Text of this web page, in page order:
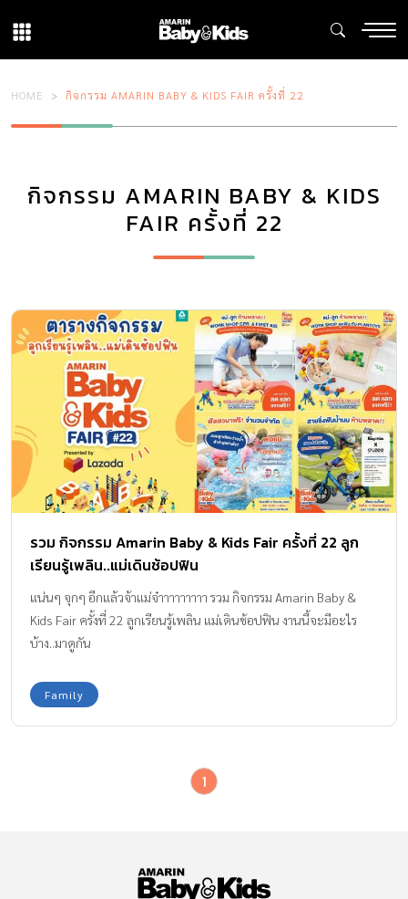
HOME กิจกรรม AMARIN BABY & KIDS FAIR ครั้งที่ 22
กิจกรรม AMARIN BABY & KIDS
FAIR ครั้งที่ 22
รวม กิจกรรม Amarin Baby & Kids Fair ครั้งที่ 22 ลูก
เรียนรู้เพลิน..แม่เดินช้อปฟิน
แน่นๆ จุกๆ อีกแล้วจ้าแม่จ๋าาาาาาาาา รวม กิจกรรม Amarin Baby &
Kids Fair ครั้งที่ 22 ลูกเรียนรู้เพลิน แม่เดินช้อปฟิน งานนี้จะมีอะไร
บ้าง..มาดูกัน
Family
1